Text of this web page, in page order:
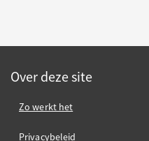
Over deze site
Zo werkt het
Privacybeleid